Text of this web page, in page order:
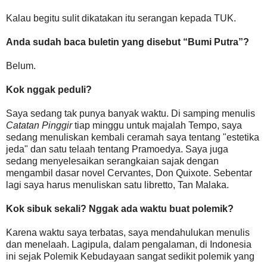
Kalau begitu sulit dikatakan itu serangan kepada TUK.
Anda sudah baca buletin yang disebut “Bumi Putra”?
Belum.
Kok nggak peduli?
Saya sedang tak punya banyak waktu. Di samping menulis
Catatan Pinggirtiap minggu untuk majalah Tempo, saya
sedang menuliskan kembali ceramah saya tentang "estetika
jeda" dan satu telaah tentang Pramoedya. Saya juga
sedang menyelesaikan serangkaian sajak dengan
mengambil dasar novel Cervantes, Don Quixote. Sebentar
lagi saya harus menuliskan satu libretto, Tan Malaka.
Kok sibuk sekali? Nggak ada waktu buat polemik?
Karena waktu saya terbatas, saya mendahulukan menulis
dan menelaah. Lagipula, dalam pengalaman, di Indonesia
ini sejak Polemik Kebudayaan sangat sedikit polemik yang